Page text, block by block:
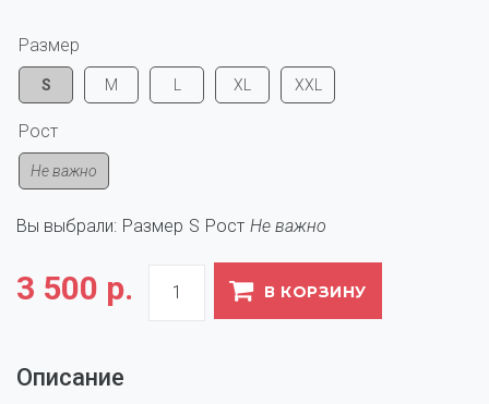
Размер
S M XL XXL
Рост
Не важно
Вы выбрали: Размер S Рост Не важно
3 500 р. В КОРЗИНУ
Описание